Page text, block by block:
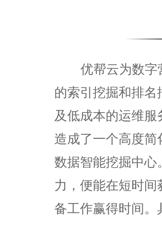
优帮云为数字
的索引挖掘和排
及低成本的运维
造成了一个高度
数据智能挖掘中心
力，便能在短时
备工作赢得时间。